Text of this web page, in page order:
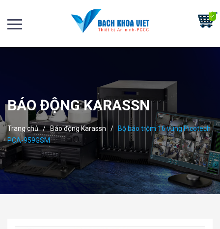
BÁO ĐỘNG KARASSN
Trang chủ / Báo động Karassn / Bộ báo trộm 16 vùng Picotech
PCA-959GSM